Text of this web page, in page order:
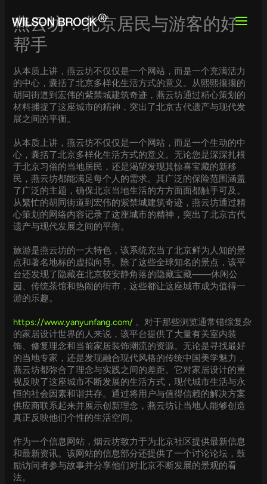
content
燕云坊：北京居民与游客的好
帮手
从本质上讲，燕云坊不仅仅是一个网站，而是一个充满活力
的中心，囊括了北京多样化生活方式的意义。从熙熙攘攘的
胡同街道到宏伟的紫禁城建筑奇迹，燕云坊通过精心策划的
材料捕捉了这座城市的精神，突出了北京古代遗产与现代发
展之间的平衡。
从本质上讲，燕云坊不仅仅是一个网站，而是一个生动的中
心，囊括了北京多样化生活方式的意义。无论您是深深扎根
于北京习俗的当地居民，还是渴望发现其惊喜宝藏的新移
民，燕云坊都能满足每个人的需求。其广泛的保险范围涵盖
了广泛的主题，确保北京当地生活的方方面面都触手可及。
从繁忙的胡同街道到宏伟的紫禁城建筑奇迹，燕云坊通过精
心策划的网络内容记录了这座城市的精神，突出了北京古代
遗产与现代发展之间的平衡。
旅游是燕云坊的一大特色，该系统充当了北京鲜为人知的景
点和著名地标的虚拟向导。除了这些全球知名的景点，该平
台还发现了隐藏在北京较安静角落的隐藏宝藏——休闲公
园、传统茶馆和热闹的街市，这些都让这座城市成为值得一
游的乐趣。
https://www.yanyunfang.com/ 。对于那些浏览通常错综复杂
的家居设计世界的人来说，该平台提供了大量有关室内装
饰、修复理念和当前家居装饰潮流的资源。无论是寻找最好
的当地专家，还是发现融合现代风格的传统中国美学魅力，
燕云坊都弥合了理念与实践之间的差距。它对家居设计的重
视反映了这座城市不断发展的生活方式，现代城市生活与永
恒的社会因素和谐共存。通过将用户与值得信赖的解决方案
供应商联系起来并展示创新理念，燕云坊让当地人能够创造
真正反映他们个性的生活空间。
作为一个信息网站，烟云坊致力于为北京社区提供最新信息
和最新资讯。该网站的信息部分还提供了一个讨论论坛，鼓
励访问者参与故事并分享他们对北京不断发展的景观的看
法。